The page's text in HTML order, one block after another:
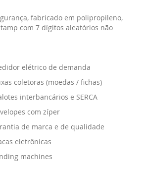
fabricado em polipropileno,
com 7 dígitos aleatórios não
elétrico de demanda
coletoras (moedas / fichas)
interbancários e SERCA
com zíper
de marca e de qualidade
eletrônicas
machines